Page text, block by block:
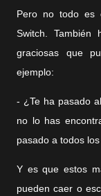
Pero no todo es
Switch. También
graciosas que
ejemplo:
- ¿Te ha pasado
no lo has
pasado a todos
Y es que estos
pueden caer o